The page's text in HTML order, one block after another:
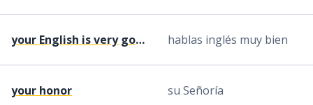
your English is very good hablas inglés muy bien
your honor su Señoría